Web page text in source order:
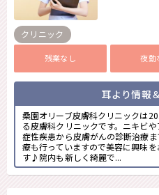
クリニック
残業なし 夜勤
耳より情報
桑園オリーブ皮膚科クリニックは
る皮膚科クリニックです。ニキビ
症性疾患から皮膚がんの診断治療
療も行っていますので美容に興味
す♪院内も新しく綺麗で...